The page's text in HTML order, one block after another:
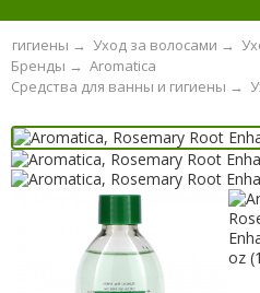
гигиены → Уход за волосами →
Aromatica
Бренды →
Средства для ванны и гигиены →